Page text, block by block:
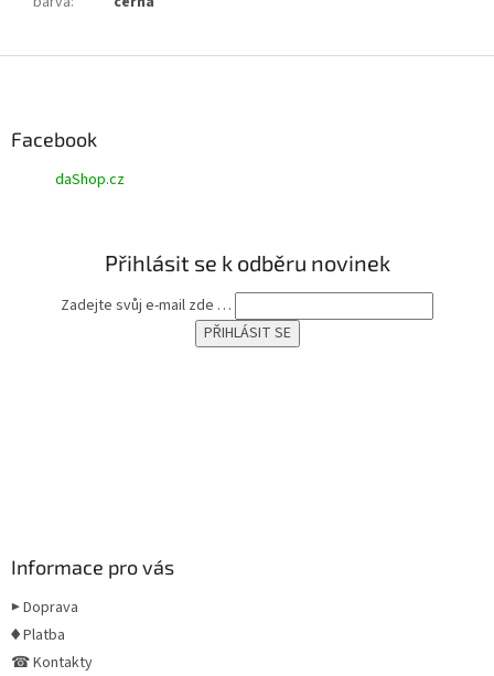
Facebook
daShop.cz
Přihlásit se k odběru novinek
Zadejte svůj e-mail zde …
Informace pro vás
▶ Doprava
♦ Platba
☎ Kontakty